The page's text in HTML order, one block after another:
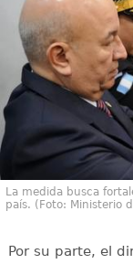
La medida busca
país. (Foto: Ministerio
Por su parte, el